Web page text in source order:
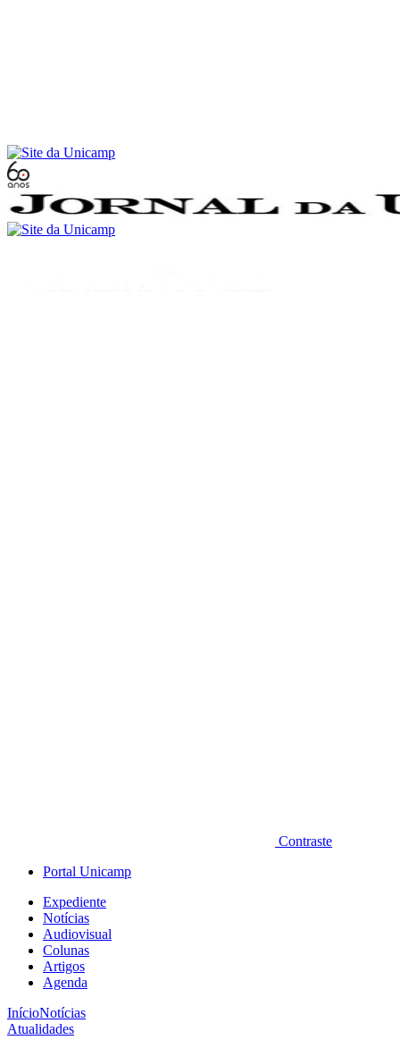
Contraste
Portal Unicamp
Expediente
Notícias
Audiovisual
Colunas
Artigos
Agenda
InícioNotícias
Atualidades